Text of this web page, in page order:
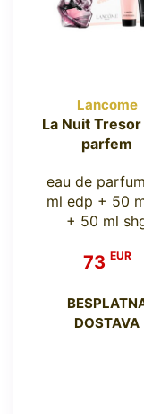
Lancome
La Nuit Tresor
parfem
eau de
ml edp + 50
+ 50 ml
73 EUR
DOSTAVA